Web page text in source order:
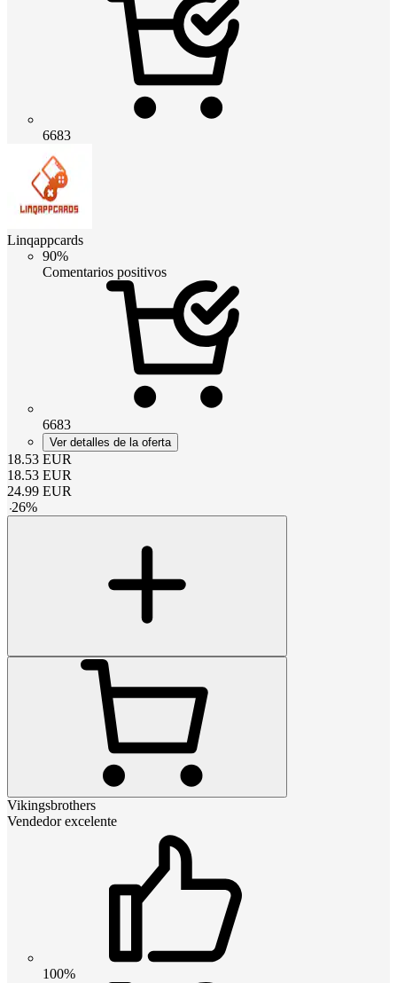
6683
Linqappcards
90%
Comentarios positivos
6683
Ver detalles de la oferta
18.53 EUR
18.53 EUR
24.99 EUR
-26%
Vikingsbrothers
Vendedor excelente
100%